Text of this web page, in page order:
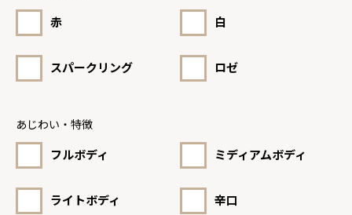
赤 白
スパークリング ロゼ
あじわい・特徴
フルボディ ミディアムボディ
ライトボディ 辛口